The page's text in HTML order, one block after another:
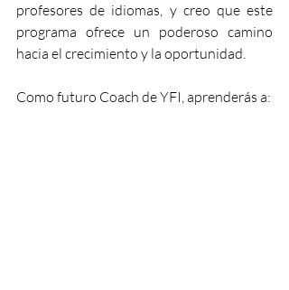
profesores de idiomas, y creo que este
programa ofrece un poderoso camino
hacia el crecimiento y la oportunidad.
Como futuro Coach de YFI, aprenderás a: